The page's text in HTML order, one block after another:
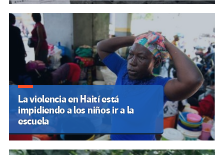
La violencia en Haití está
impidiendo a los niños ir a la
escuela